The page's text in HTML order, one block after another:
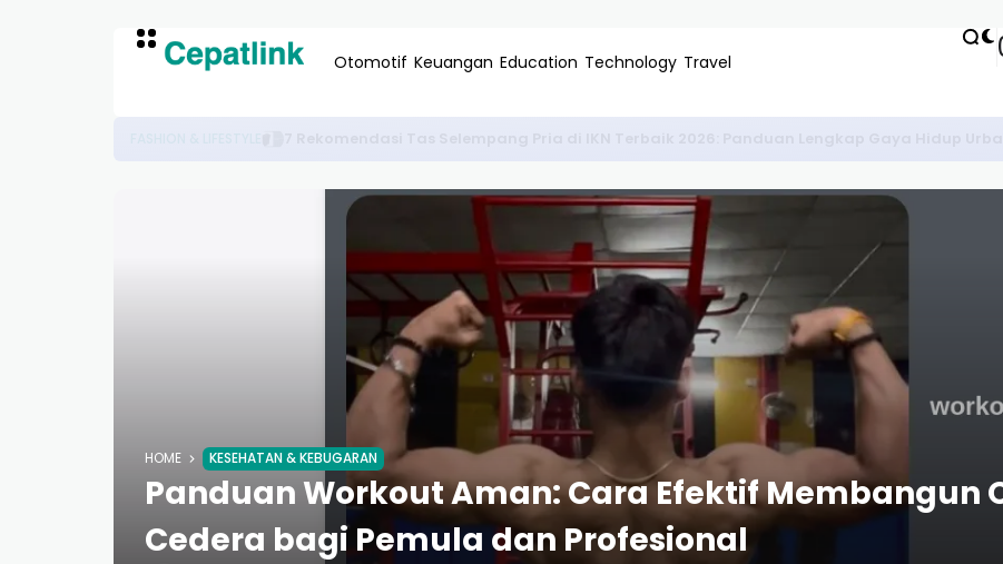
Otomotif Keuangan Education Technology Travel
HOME KESEHATAN & KEBUGARAN
Panduan Workout Aman: Cara Efektif Membangun
Cedera bagi Pemula dan Profesional